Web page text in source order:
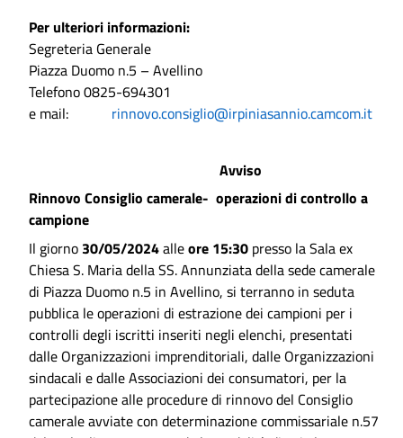
Per ulteriori informazioni:
Segreteria Generale
Piazza Duomo n.5 – Avellino
Telefono 0825-694301
e mail: rinnovo.consiglio@irpiniasannio.camcom.it
Avviso
Rinnovo Consiglio camerale- operazioni di controllo a
campione
Il giorno 30/05/2024alleore 15:30 presso la Sala ex
Chiesa S. Maria della SS. Annunziata della sede camerale
di Piazza Duomo n.5 in Avellino, si terranno in seduta
pubblica le operazioni di estrazione dei campioni per i
controlli degli iscritti inseriti negli elenchi, presentati
dalle Organizzazioni imprenditoriali, dalle Organizzazioni
sindacali e dalle Associazioni dei consumatori, per la
partecipazione alle procedure di rinnovo del Consiglio
camerale avviate con determinazione commissariale n.57